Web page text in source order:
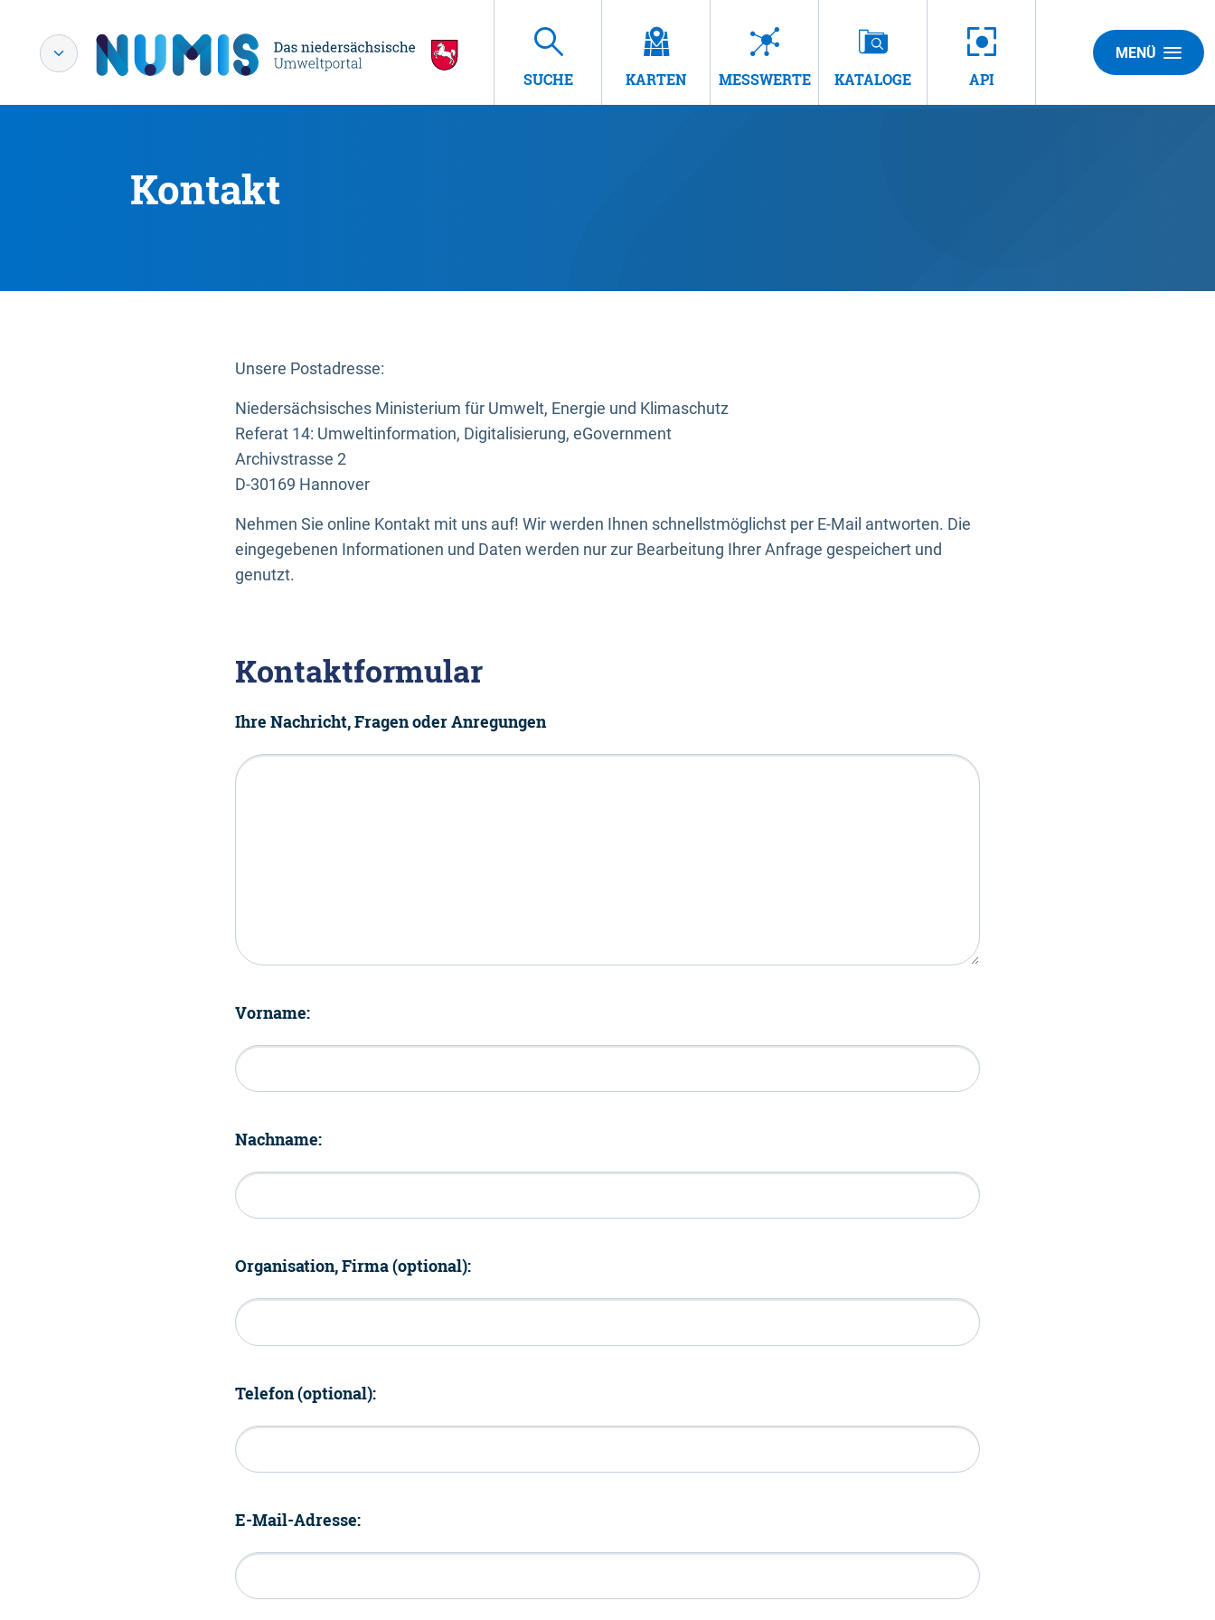
SUCHE KARTEN MESSWERTE KATALOGE API
MENÜ
Kontakt
Unsere Postadresse:
Niedersächsisches Ministerium für Umwelt, Energie und Klimaschutz
Referat 14: Umweltinformation, Digitalisierung, eGovernment
Archivstrasse 2
D-30169 Hannover
Nehmen Sie online Kontakt mit uns auf! Wir werden Ihnen schnellstmöglichst per E-Mail antworten. Die
eingegebenen Informationen und Daten werden nur zur Bearbeitung Ihrer Anfrage gespeichert und
genutzt.
Kontaktformular
Ihre Nachricht, Fragen oder Anregungen
Vorname:
Nachname:
Organisation, Firma (optional):
Telefon (optional):
E-Mail-Adresse: